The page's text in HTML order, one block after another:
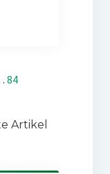
84
Artikel